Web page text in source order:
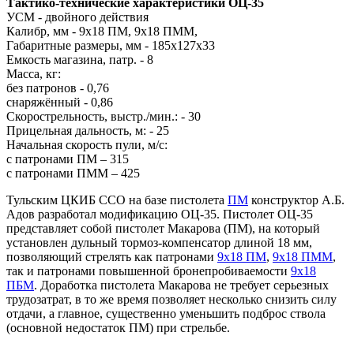
Тактико-технические характеристики ОЦ-35
УСМ - двойного действия
Калибр, мм - 9х18 ПМ, 9x18 ПММ,
Габаритные размеры, мм - 185х127х33
Емкость магазина, патр. - 8
Масса, кг:
без патронов - 0,76
снаряжённый - 0,86
Скорострельность, выстр./мин.: - 30
Прицельная дальность, м: - 25
Начальная скорость пули, м/с:
с патронами ПМ – 315
с патронами ПММ – 425
Тульским ЦКИБ ССО на базе пистолета ПМ конструктор А.Б.
Адов разработал модификацию ОЦ-35. Пистолет ОЦ-35
представляет собой пистолет Макарова (ПМ), на который
установлен дульный тормоз-компенсатор длиной 18 мм,
позволяющий стрелять как патронами 9x18 ПМ, 9x18 ПММ,
так и патронами повышенной бронепробиваемости 9x18
ПБМ. Доработка пистолета Макарова не требует серьезных
трудозатрат, в то же время позволяет несколько снизить силу
отдачи, а главное, существенно уменьшить подброс ствола
(основной недостаток ПМ) при стрельбе.